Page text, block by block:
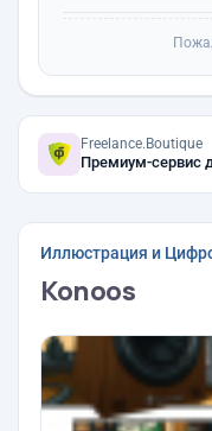
Freelance.Boutique
Премиум-сервис
Иллюстрация и
Konoos